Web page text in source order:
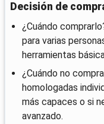
Decisión de
¿Cuándo
para varias
herramientas
¿Cuándo no
homologadas
más capaces o si
avanzado.